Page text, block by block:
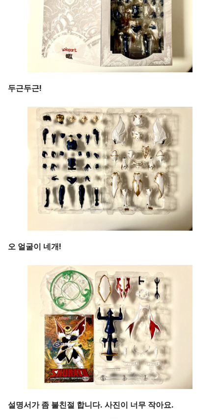
두근두근!
오 얼굴이 네개!
설명서가 좀 불친절 합니다. 사진이 너무 작아요.